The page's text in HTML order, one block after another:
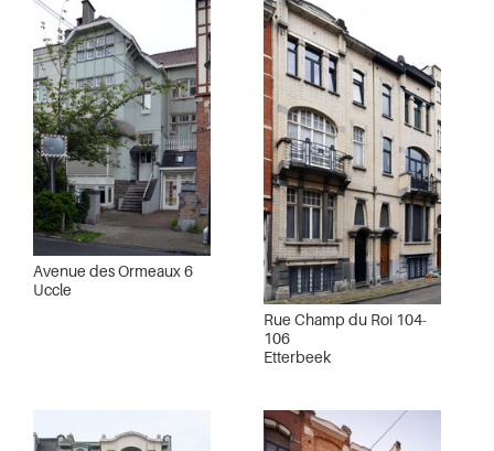
Avenue des Ormeaux 6
Uccle
Rue Champ du Roi 104-
106
Etterbeek